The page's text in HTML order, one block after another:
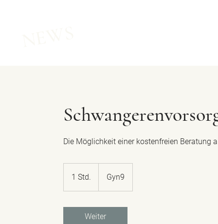
Die Möglichkeit einer kostenfreien Beratung
1 Std.
S
d
Gyn9
Weiter